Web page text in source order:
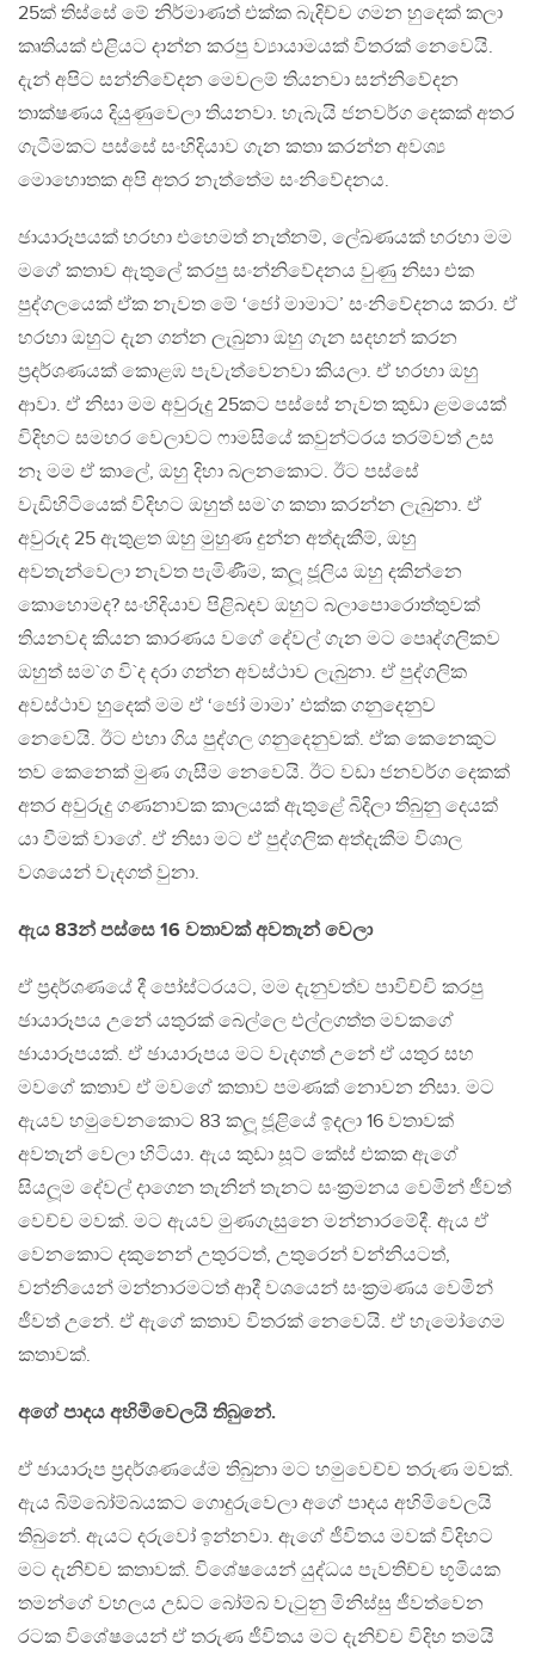
25ක් තිස්සේ මේ නිර්මාණත් එක්ක බැදිච්ච ගමන හුදෙක් කලා
කෘතියක් එළියට දාන්න කරපු ව්‍යායාමයක් විතරක් නෙවෙයි.
දැන් අපිට සන්නිවේදන මෙවලම් තියනවා සන්නිවේදන
තාක්ෂණය දියුණුවෙලා තියනවා. හැබැයි ජනවර්ග දෙකක් අතර
ගැටීමකට පස්සේ සංහිදියාව ගැන කතා කරන්න අවශ්‍ය
මොහොතක අපි අතර නැත්තේම සංනිවේදනය.
ඡායාරූපයක් හරහා එහෙමත් නැත්නම්, ලේඛණයක් හරහා මම
මගේ කතාව ඇතුලේ කරපු සංන්නිවේදනය වුණු නිසා එක
පුද්ගලයෙක් ඒක නැවත මේ ‘ජෝ මාමාට’ සංනිවේදනය කරා. ඒ
හරහා ඔහුට දැන ගන්න ලැබුනා ඔහු ගැන සදහන් කරන
ප‍්‍රදර්ශණයක් කොළඹ පැවැත්වෙනවා කියලා. ඒ හරහා ඔහු
ආවා. ඒ නිසා මම අවුරුදු 25කට පස්සේ නැවත කුඩා ළමයෙක්
විදිහට සමහර වෙලාවට ෆාමසියේ කවුන්ටරය තරම්වත් උස
නෑ මම ඒ කාලේ, ඔහු දිහා බලනකොට. ඊට පස්සේ
වැඩිහිටියෙක් විදිහට ඔහුත් සම`ග කතා කරන්න ලැබුනා. ඒ
අවුරුද 25 ඇතුළත ඔහු මුහුණ දුන්න අත්දැකීම්, ඔහු
අවතැන්වෙලා නැවත පැමිණීම, කලූ ජූලිය ඔහු දකින්නෙ
කොහොමද? සංහිදියාව පිළිබදව ඔහුට බලාපොරොත්තුවක්
තියනවද කියන කාරණය වගේ දේවල් ගැන මට පෙෘද්ගලිකව
ඔහුත් සම`ග වි`ද දරා ගන්න අවස්ථාව ලැබුනා. ඒ පුද්ගලික
අවස්ථාව හුදෙක් මම ඒ ‘ජෝ මාමා’ එක්ක ගනුදෙනුව
නෙවෙයි. ඊට එහා ගිය පුද්ගල ගනුදෙනුවක්. ඒක කෙනෙකුට
තව කෙනෙක් මුණ ගැසීම නෙවෙයි. ඊට වඩා ජනවර්ග දෙකක්
අතර අවුරුදු ගණනාවක කාලයක් ඇතුළේ බිදිලා තිබුනු දෙයක්
යා වීමක් වාගේ. ඒ නිසා මට ඒ පුද්ගලික අත්දැකීම විශාල
වශයෙන් වැදගත් වුනා.
ඇය 83න් පස්සෙ 16 වතාවක් අවතැන් වෙලා
ඒ ප‍්‍රදර්ශණයේ දී පෝස්ටරයට, මම දැනුවත්ව පාවිච්චි කරපු
ඡායාරූපය උනේ යතුරක් බෙල්ලෙ එල්ලගත්ත මවකගේ
ඡායාරූපයක්. ඒ ඡායාරූපය මට වැදගත් උනේ ඒ යතුර සහ
මවගේ කතාව ඒ මවගේ කතාව පමණක් නොවන නිසා. මට
ඇයව හමුවෙනකොට 83 කලූ ජූළියේ ඉදලා 16 වතාවක්
අවතැන් වෙලා හිටියා. ඇය කුඩා සූට් කේස් එකක ඇගේ
සියලූම දේවල් දාගෙන තැනින් තැනට සංක‍්‍රමනය වෙමින් ජීවත්
වෙච්ච මවක්. මට ඇයව මුණගැසුනෙ මන්නාරමේදී. ඇය ඒ
වෙනකොට දකුනෙන් උතුරටත්, උතුරෙන් වන්නියටත්,
වන්නියෙන් මන්නාරමටත් ආදී වශයෙන් සංක‍්‍රමණය වෙමින්
ජීවත් උනේ. ඒ ඇගේ කතාව විතරක් නෙවෙයි. ඒ හැමෝගෙම
කතාවක්.
අගේ පාදය අහිමිවෙලයි තිබුනේ.
ඒ ඡායාරූප ප‍්‍රදර්ශණයේම තිබුනා මට හමුවෙච්ච තරුණ මවක්.
ඇය බිම්බෝම්බයකට ගොදුරුවෙලා අගේ පාදය අහිමිවෙලයි
තිබුනේ. ඇයට දරුවෝ ඉන්නවා. ඇගේ ජීවිතය මවක් විදිහට
මට දැනිච්ච කතාවක්. විශේෂයෙන් යුද්ධය පැවතිච්ච භූමියක
තමන්ගේ වහලය උඩට බෝම්බ වැටුනු මිනිස්සු ජීවත්වෙන
රටක විශේෂයෙන් ඒ තරුණ ජීවිතය මට දැනිච්ච විදිහ තමයි